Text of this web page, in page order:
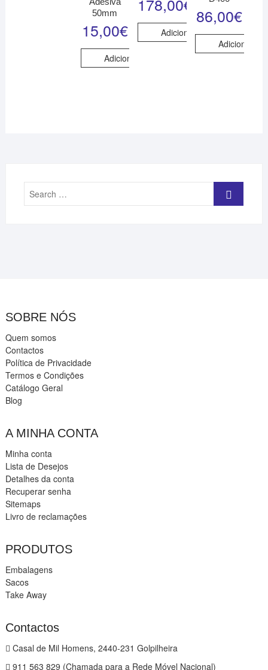
50mm
15,00€
Adicionar
178,00€
Adicionar
86,00€
Adicionar
Search
SOBRE NÓS
Quem somos
Contactos
Política de Privacidade
Termos e Condições
Catálogo Geral
Blog
A MINHA CONTA
Minha conta
Lista de Desejos
Detalhes da conta
Recuperar senha
Sitemaps
Livro de reclamações
PRODUTOS
Embalagens
Sacos
Take Away
Contactos
Casal de Mil Homens, 2440-231 Golpilheira
911 563 829 (Chamada para a Rede Móvel Nacional)